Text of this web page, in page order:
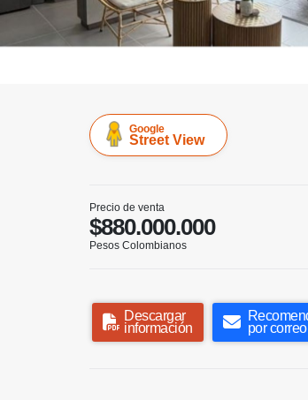
Google
Street View
Precio de venta
$880.000.000
Pesos Colombianos
Descargar
información
por